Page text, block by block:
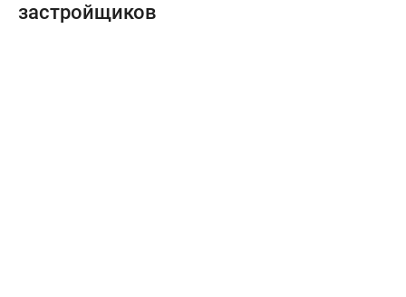
застройщиков